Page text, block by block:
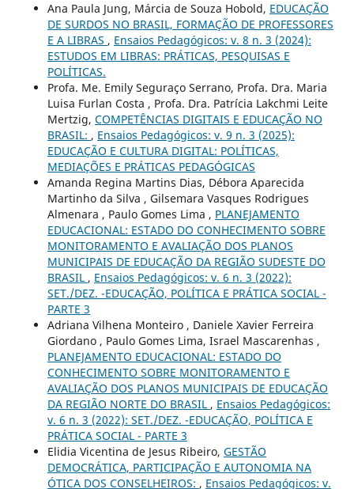
Ana Paula Jung, Márcia de Souza Hobold, EDUCAÇÃO
DE SURDOS NO BRASIL, FORMAÇÃO DE PROFESSORES
E A LIBRAS , Ensaios Pedagógicos: v. 8 n. 3 (2024):
ESTUDOS EM LIBRAS: PRÁTICAS, PESQUISAS E
POLÍTICAS.
Profa. Me. Emily Seguraço Serrano, Profa. Dra. Maria
Luisa Furlan Costa , Profa. Dra. Patrícia Lakchmi Leite
Mertzig, COMPETÊNCIAS DIGITAIS E EDUCAÇÃO NO
BRASIL: , Ensaios Pedagógicos: v. 9 n. 3 (2025):
EDUCAÇÃO E CULTURA DIGITAL: POLÍTICAS,
MEDIAÇÕES E PRÁTICAS PEDAGÓGICAS
Amanda Regina Martins Dias, Débora Aparecida
Martinho da Silva , Gilsemara Vasques Rodrigues
Almenara , Paulo Gomes Lima , PLANEJAMENTO
EDUCACIONAL: ESTADO DO CONHECIMENTO SOBRE
MONITORAMENTO E AVALIAÇÃO DOS PLANOS
MUNICIPAIS DE EDUCAÇÃO DA REGIÃO SUDESTE DO
BRASIL , Ensaios Pedagógicos: v. 6 n. 3 (2022):
SET./DEZ. -EDUCAÇÃO, POLÍTICA E PRÁTICA SOCIAL -
PARTE 3
Adriana Vilhena Monteiro , Daniele Xavier Ferreira
Giordano , Paulo Gomes Lima, Israel Mascarenhas ,
PLANEJAMENTO EDUCACIONAL: ESTADO DO
CONHECIMENTO SOBRE MONITORAMENTO E
AVALIAÇÃO DOS PLANOS MUNICIPAIS DE EDUCAÇÃO
DA REGIÃO NORTE DO BRASIL , Ensaios Pedagógicos:
v. 6 n. 3 (2022): SET./DEZ. -EDUCAÇÃO, POLÍTICA E
PRÁTICA SOCIAL - PARTE 3
Elidia Vicentina de Jesus Ribeiro, GESTÃO
DEMOCRÁTICA, PARTICIPAÇÃO E AUTONOMIA NA
ÓTICA DOS CONSELHEIROS: , Ensaios Pedagógicos: v.